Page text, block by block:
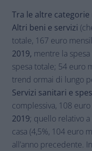
Tra le altre
Altri beni e servizi
totale, 167 euro
2019, mentre la
spesa totale; 54 euro
trend ormai di lungo
Servizi sanitari e
complessiva, 108 euro
2019; quello relativo
casa (4,5%, 104 euro
all’anno precedente.